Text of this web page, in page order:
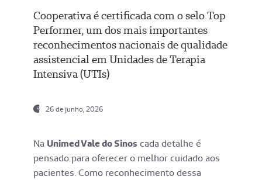
Cooperativa é certificada com o selo Top
Performer, um dos mais importantes
reconhecimentos nacionais de qualidade
assistencial em Unidades de Terapia
Intensiva (UTIs)
26 de junho, 2026
Na Unimed Vale do Sinoscada detalhe é
pensado para oferecer o melhor cuidado aos
pacientes. Como reconhecimento dessa